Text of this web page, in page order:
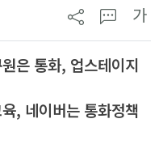
가
은 통화, 업스테이지
, 네이버는 통화정책